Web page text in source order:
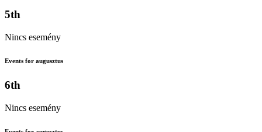
5th
Nincs esemény
Events for augusztus
6th
Nincs esemény